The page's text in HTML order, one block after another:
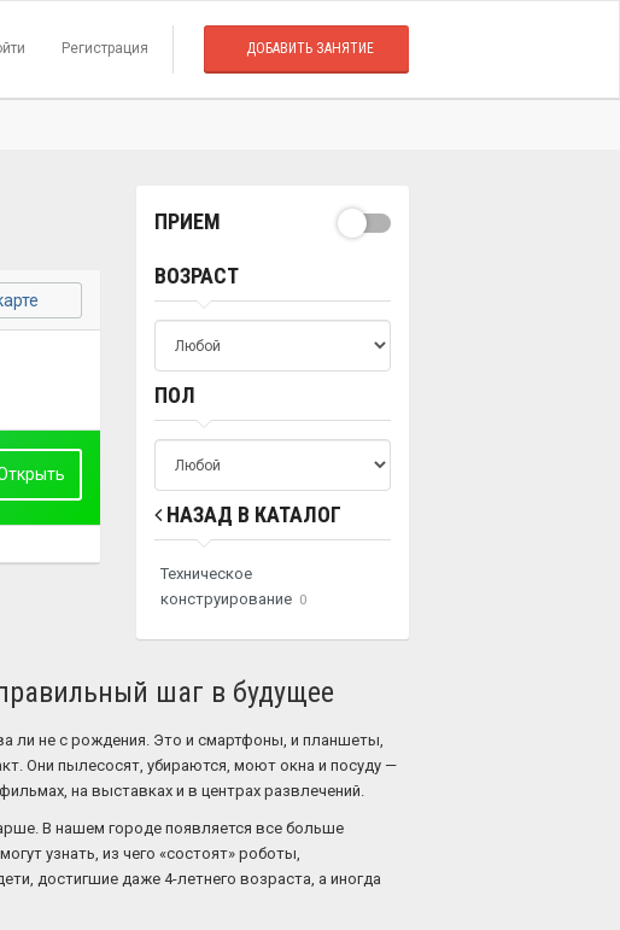
Регистрация ДОБАВИТЬ ЗАНЯТИЕ
ПРИЕМ
ВОЗРАСТ
ПОЛ
НАЗАД В КАТАЛОГ
Техническое
конструирование 0
шаг в будущее
ли не с рождения. Это и смартфоны, и планшеты,
Они пылесосят, убираются, моют окна и посуду —
на выставках и в центрах развлечений.
В нашем городе появляется все больше
узнать, из чего «состоят» роботы,
достигшие даже 4-летнего возраста, а иногда